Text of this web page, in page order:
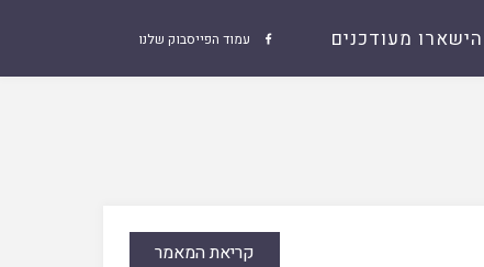
 עמוד הפייסבוק שלנו הישארו מעודכנים
קריאת המאמר